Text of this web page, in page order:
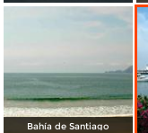
Bahía de Santiago